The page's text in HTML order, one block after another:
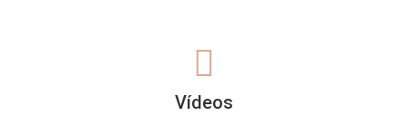
Vídeos